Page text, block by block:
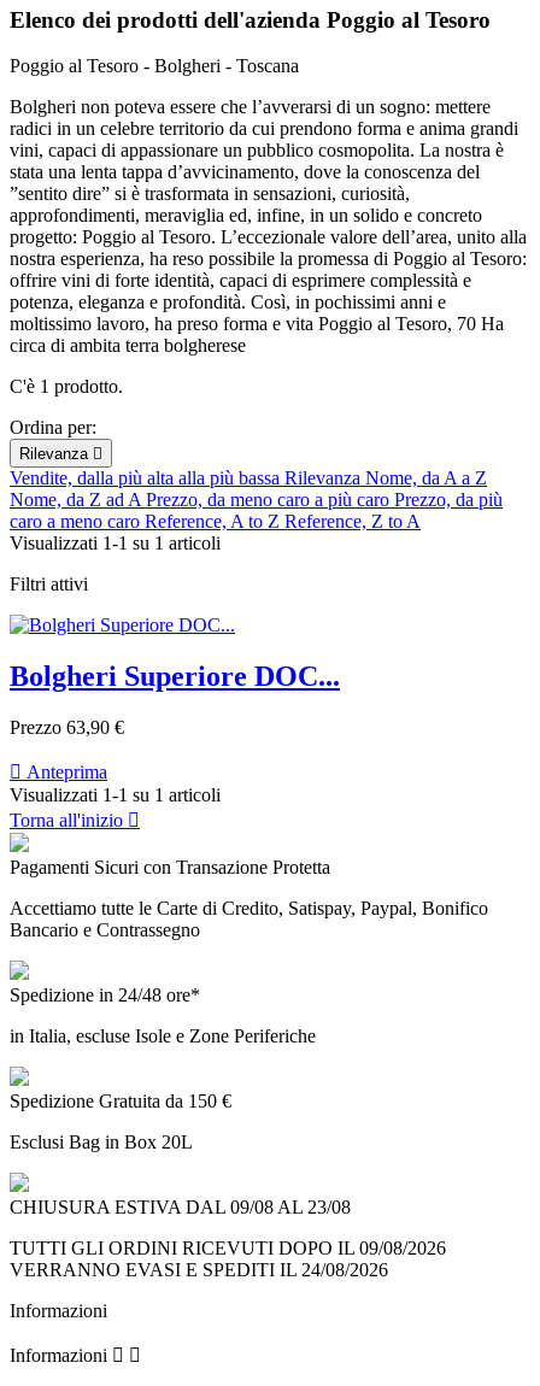
Elenco dei prodotti dell'azienda Poggio al Tesoro
Poggio al Tesoro - Bolgheri - Toscana
Bolgheri non poteva essere che l’avverarsi di un sogno: mettere
radici in un celebre territorio da cui prendono forma e anima grandi
vini, capaci di appassionare un pubblico cosmopolita. La nostra è
stata una lenta tappa d’avvicinamento, dove la conoscenza del
”sentito dire” si è trasformata in sensazioni, curiosità,
approfondimenti, meraviglia ed, infine, in un solido e concreto
progetto: Poggio al Tesoro. L’eccezionale valore dell’area, unito alla
nostra esperienza, ha reso possibile la promessa di Poggio al Tesoro:
offrire vini di forte identità, capaci di esprimere complessità e
potenza, eleganza e profondità. Così, in pochissimi anni e
moltissimo lavoro, ha preso forma e vita Poggio al Tesoro, 70 Ha
circa di ambita terra bolgherese
C'è 1 prodotto.
Ordina per:
Rilevanza 
Vendite, dalla più alta alla più bassa Rilevanza Nome, da A a Z
Nome, da Z ad APrezzo, da meno caro a più caro Prezzo, da più
caro a meno caro Reference, A to Z Reference, Z to A
Visualizzati 1-1 su 1 articoli
Filtri attivi
Bolgheri Superiore DOC...
Prezzo 63,90 €
 Anteprima
Visualizzati 1-1 su 1 articoli
Torna all'inizio 
Pagamenti Sicuri con Transazione Protetta
Accettiamo tutte le Carte di Credito, Satispay, Paypal, Bonifico
Bancario e Contrassegno
Spedizione in 24/48 ore*
in Italia, escluse Isole e Zone Periferiche
Spedizione Gratuita da 150 €
Esclusi Bag in Box 20L
CHIUSURA ESTIVA DAL 09/08 AL 23/08
TUTTI GLI ORDINI RICEVUTI DOPO IL 09/08/2026
VERRANNO EVASI E SPEDITI IL 24/08/2026
Informazioni
Informazioni  